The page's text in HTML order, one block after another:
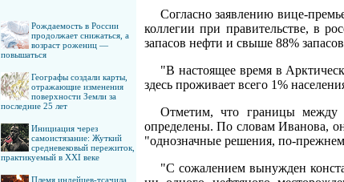
Рождаемость в России
продолжает снижаться, а
возраст рожениц —
повышаться
Географы создали карты,
отражающие изменения
поверхности Земли за
последние 25 лет
Инициация через
самоистязание: Жуткий
средневековый пережиток,
практикуемый в XXI веке
Племя индейцев-тсачила
Согласно заявлению вице-
коллегии при правительстве, в
запасов нефти и свыше 88%
"В настоящее время в
здесь проживает всего 1%
Отметим, что границы между
определены. По словам Иванова,
"однозначные решения, по-
"С сожалением вынужден